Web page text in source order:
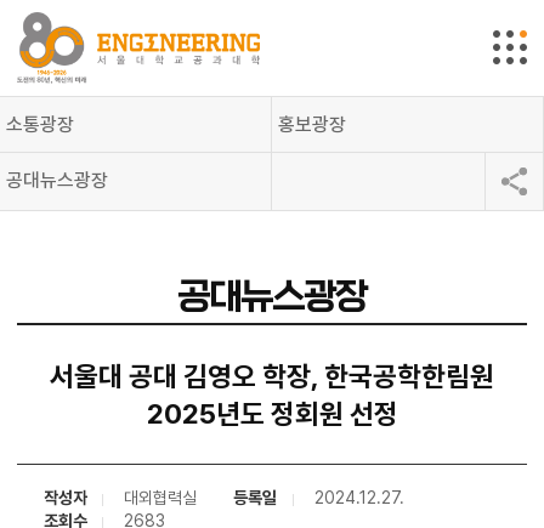
소통광장 홍보광장
공대뉴스광장
공대뉴스광장
서울대 공대 김영오 학장, 한국공학한림원
2025년도 정회원 선정
작성자 대외협력실 등록일
2024.12.27.
조회수
2683